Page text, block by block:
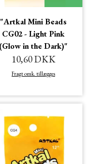
"Artkal Mini Beads
CG02 - Light Pink
(Glow in the Dark)"
10,60 DKK
Fragt omk. tillægges